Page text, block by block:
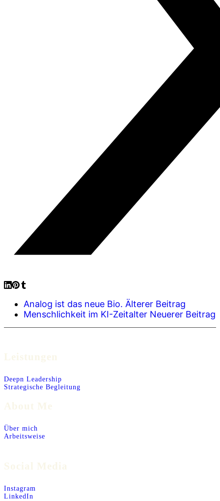
Analog ist das neue Bio. Älterer Beitrag
Menschlichkeit im KI-Zeitalter Neuerer Beitrag
Leistungen
Deepn Leadership
Strategische Begleitung
About Me
Über mich
Arbeitsweise
Social Media
Instagram
LinkedIn